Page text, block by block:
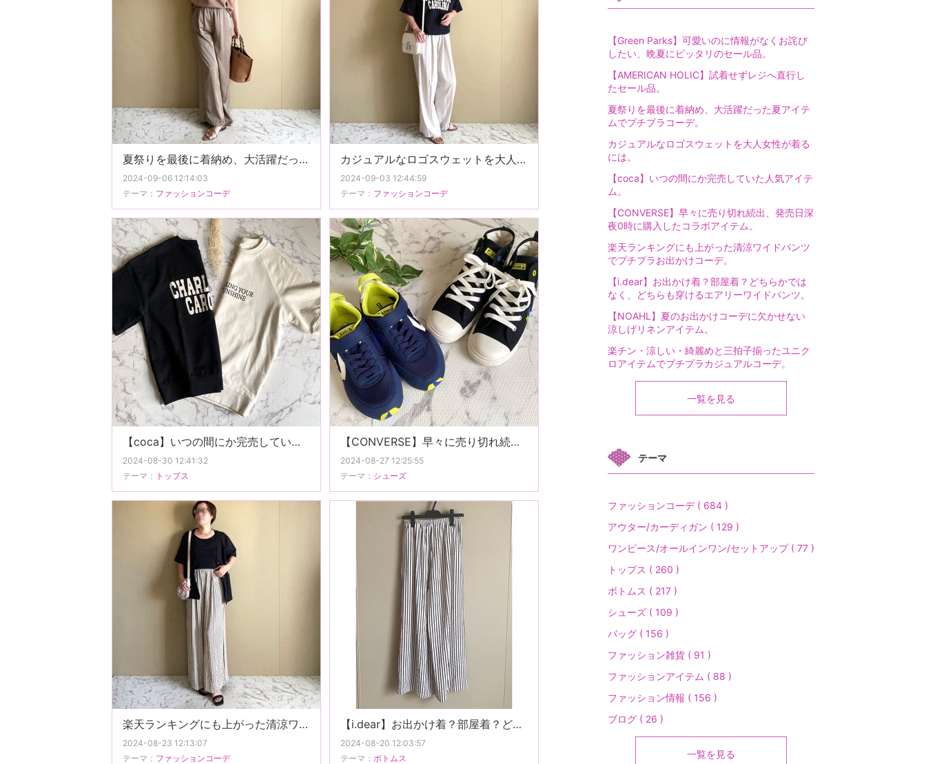
夏祭りを最後に着納め、大活躍だった夏アイテムでプチプラコーデ。
2024-09-06 12:14:03
テーマ： ファッションコーデ
カジュアルなロゴスウェットを大人女性が着るには。
2024-09-03 12:44:59
テーマ： ファッションコーデ
【coca】いつの間にか完売していた人気アイテム。
2024-08-30 12:41:32
テーマ： トップス
【CONVERSE】早々に売り切れ続出、発売日深夜0時に購入したコラボアイテム。
2024-08-27 12:25:55
テーマ： シューズ
楽天ランキングにも上がった清涼ワイドパンツでプチプラお出かけコーデ。
2024-08-23 12:13:07
テーマ： ファッションコーデ
【i.dear】お出かけ着？部屋着？どちらかではなく、どちらも穿けるエアリーワイドパンツ。
2024-08-20 12:03:57
テーマ： ボトムス
【Green Parks】可愛いのに情報がなくお詫び
したい、晩夏にピッタリのセール品。
【AMERICAN HOLIC】試着せずレジへ直行し
たセール品。
夏祭りを最後に着納め、大活躍だった夏アイテ
ムでプチプラコーデ。
カジュアルなロゴスウェットを大人女性が着る
には。
【coca】いつの間にか完売していた人気アイテ
ム。
【CONVERSE】早々に売り切れ続出、発売日深
夜0時に購入したコラボアイテム。
楽天ランキングにも上がった清涼ワイドパンツ
でプチプラお出かけコーデ。
【i.dear】お出かけ着？部屋着？どちらかでは
なく、どちらも穿けるエアリーワイドパンツ。
【NOAHL】夏のお出かけコーデに欠かせない
涼しげリネンアイテム。
楽チン・涼しい・綺麗めと三拍子揃ったユニク
ロアイテムでプチプラカジュアルコーデ。
一覧を見る
テーマ
ファッションコーデ ( 684 )
アウター/カーディガン ( 129 )
ワンピース/オールインワン/セットアップ ( 77 )
トップス ( 260 )
ボトムス ( 217 )
シューズ ( 109 )
バッグ ( 156 )
ファッション雑貨 ( 91 )
ファッションアイテム ( 88 )
ファッション情報 ( 156 )
ブログ ( 26 )
一覧を見る